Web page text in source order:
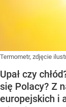
Termometr, zdjęcie
Upał czy
się Polacy? Z
europejskich i